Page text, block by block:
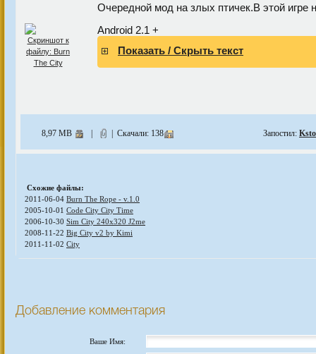
Очередной мод на злых птичек.В этой игре
Android 2.1 +
Показать / Скрыть текст
8,97 MB | Скачали: 138 Запостил:
Схожие файлы:
2011-06-04 Burn The Rope - v.1.0
2005-10-01 Code City City Time
2006-10-30 Sim City 240x320 J2me
2008-11-22 Big City v2 by Kimi
2011-11-02 City
Добавление комментария
Ваше Имя: